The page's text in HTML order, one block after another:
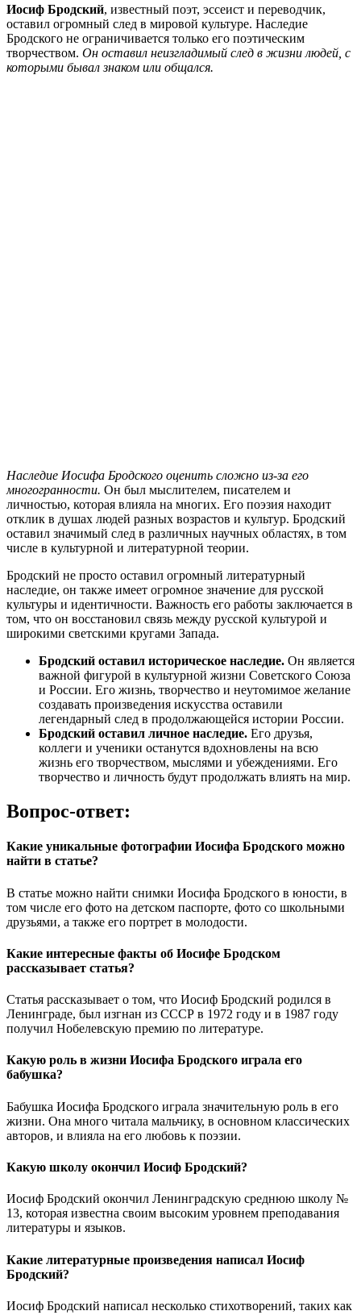
Иосиф Бродский, известный поэт, эссеист и переводчик,
оставил огромный след в мировой культуре. Наследие
Бродского не ограничивается только его поэтическим
творчеством. Он оставил неизгладимый след в жизни людей, с
которыми бывал знаком или общался.
Наследие Иосифа Бродского оценить сложно из-за его
многогранности. Он был мыслителем, писателем и
личностью, которая влияла на многих. Его поэзия находит
отклик в душах людей разных возрастов и культур. Бродский
оставил значимый след в различных научных областях, в том
числе в культурной и литературной теории.
Бродский не просто оставил огромный литературный
наследие, он также имеет огромное значение для русской
культуры и идентичности. Важность его работы заключается в
том, что он восстановил связь между русской культурой и
широкими светскими кругами Запада.
Бродский оставил историческое наследие. Он является
важной фигурой в культурной жизни Советского Союза
и России. Его жизнь, творчество и неутомимое желание
создавать произведения искусства оставили
легендарный след в продолжающейся истории России.
Бродский оставил личное наследие. Его друзья,
коллеги и ученики останутся вдохновлены на всю
жизнь его творчеством, мыслями и убеждениями. Его
творчество и личность будут продолжать влиять на мир.
Вопрос-ответ:
Какие уникальные фотографии Иосифа Бродского можно
найти в статье?
В статье можно найти снимки Иосифа Бродского в юности, в
том числе его фото на детском паспорте, фото со школьными
друзьями, а также его портрет в молодости.
Какие интересные факты об Иосифе Бродском
рассказывает статья?
Статья рассказывает о том, что Иосиф Бродский родился в
Ленинграде, был изгнан из СССР в 1972 году и в 1987 году
получил Нобелевскую премию по литературе.
Какую роль в жизни Иосифа Бродского играла его
бабушка?
Бабушка Иосифа Бродского играла значительную роль в его
жизни. Она много читала мальчику, в основном классических
авторов, и влияла на его любовь к поэзии.
Какую школу окончил Иосиф Бродский?
Иосиф Бродский окончил Ленинградскую среднюю школу №
13, которая известна своим высоким уровнем преподавания
литературы и языков.
Какие литературные произведения написал Иосиф
Бродский?
Иосиф Бродский написал несколько стихотворений, таких как